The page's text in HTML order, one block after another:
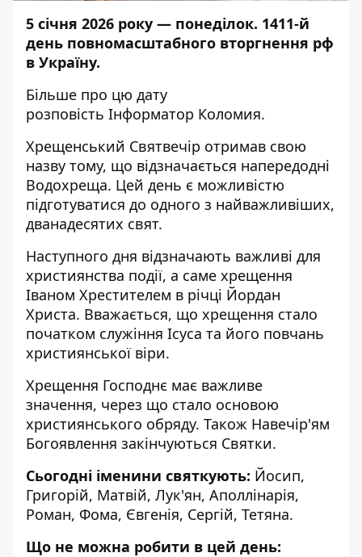
5 січня 2026 року — понеділок. 1411-й
день повномасштабного вторгнення рф
в Україну.
Більше про цю дату
розповість Інформатор Коломия.
Хрещенський Святвечір отримав свою
назву тому, що відзначається напередодні
Водохреща. Цей день є можливістю
підготуватися до одного з найважливіших,
дванадесятих свят.
Наступного дня відзначають важливі для
християнства події, а саме хрещення
Іваном Хрестителем в річці Йордан
Христа. Вважається, що хрещення стало
початком служіння Ісуса та його повчань
християнської віри.
Хрещення Господнє має важливе
значення, через що стало основою
християнського обряду. Також Навечір'ям
Богоявлення закінчуються Святки.
Сьогодні іменини святкують: Йосип,
Григорій, Матвій, Лук'ян, Аполлінарія,
Роман, Фома, Євгенія, Сергій, Тетяна.
Що не можна робити в цей день: